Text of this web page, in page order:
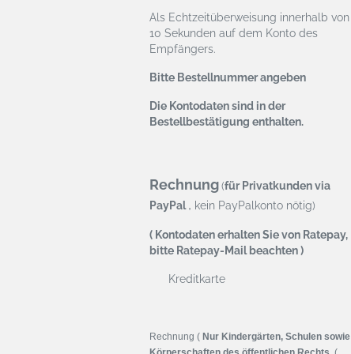
Als Echtzeitüberweisung innerhalb von
10 Sekunden auf dem Konto des
Empfängers.
Bitte Bestellnummer angeben
Die Kontodaten sind in der
Bestellbestätigung enthalten.
Rechnung (für Privatkunden via
PayPal, kein PayPalkonto nötig)
( Kontodaten erhalten Sie von Ratepay,
bitte Ratepay-Mail beachten )
Kreditkarte
Rechnung ( Nur Kindergärten, Schulen sowie